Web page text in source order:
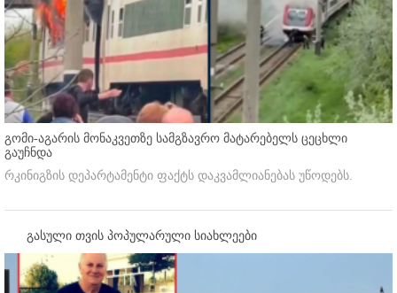
გომი-აგარის მონაკვეთზე სამგზავრო მატარებელს ცეცხლი
გაუჩნდა
რკინიგზის დეპარტამენტი ფაქტს დაკვამლიანებას უწოდებს.
გასული თვის პოპულარული სიახლეები